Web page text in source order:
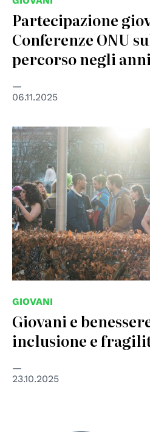
Partecipazione
Conferenze ONU
percorso negli anni
06.11.2025
© Foto di Mihai Surdu su
GIOVANI
Giovani e
inclusione e
23.10.2025